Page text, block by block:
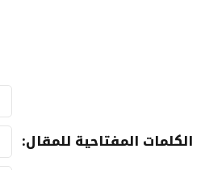
الكلمات المفتاحية للمقال: